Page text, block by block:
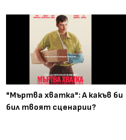
"Мъртва хватка": А какъв би
бил твоят сценарии?